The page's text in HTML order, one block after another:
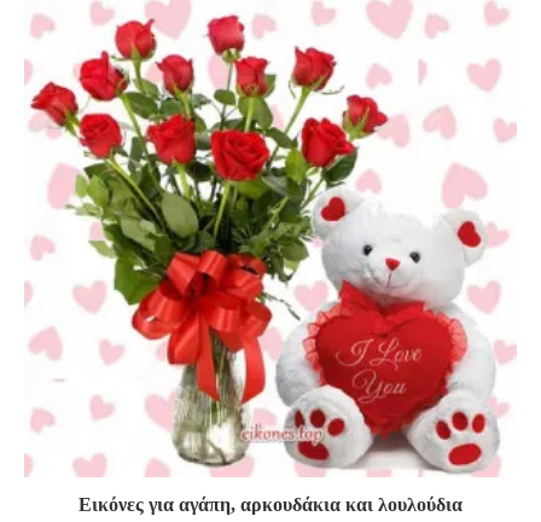
Εικόνες για αγάπη, αρκουδάκια και λουλούδια